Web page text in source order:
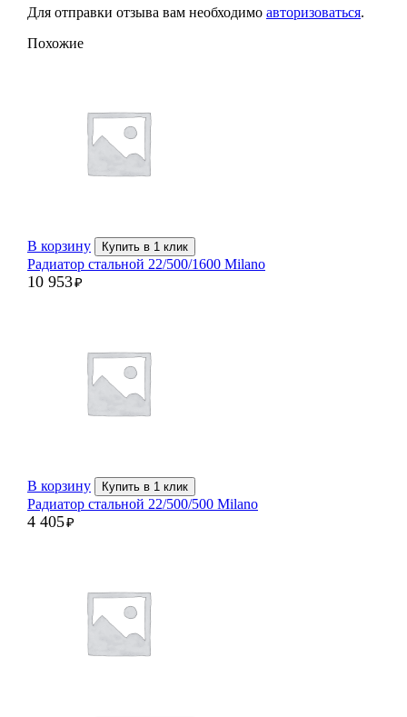
Для отправки отзыва вам необходимо авторизоваться.
Похожие
В корзину Купить в 1 клик
Радиатор стальной 22/500/1600 Milano
10 953₽
В корзину Купить в 1 клик
Радиатор стальной 22/500/500 Milano
4 405₽